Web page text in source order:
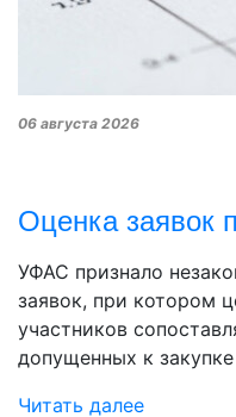
06 августа 2026
Оценка
УФАС признало
заявок, при котором
участников
допущенных к
Читать далее